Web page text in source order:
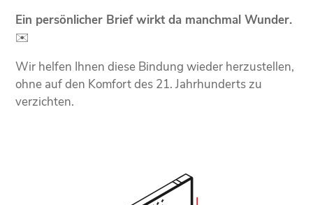
Ein persönlicher Brief wirkt da manchmal Wunder.
✉️
Wir helfen Ihnen diese Bindung wieder herzustellen,
ohne auf den Komfort des 21. Jahrhunderts zu
verzichten.